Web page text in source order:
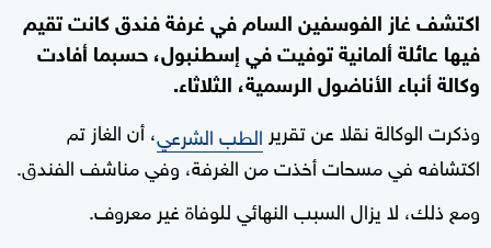
اكتشف غاز الفوسفين السام في غرفة فندق كانت تقيم
فيها عائلة ألمانية توفيت في إسطنبول، حسبما أفادت
وكالة أنباء الأناضول الرسمية، الثلاثاء.
وذكرت الوكالة نقلا عن تقرير الطب الشرعي، أن الغاز تم
اكتشافه في مسحات أخذت من الغرفة، وفي مناشف الفندق.
ومع ذلك، لا يزال السبب النهائي للوفاة غير معروف.